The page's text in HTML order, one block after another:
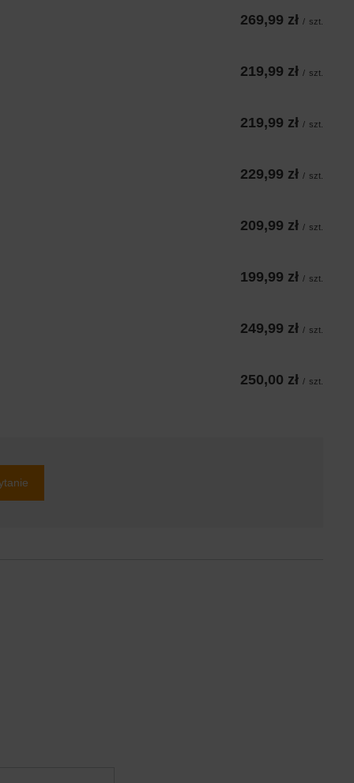
269,99 zł / szt.
219,99 zł / szt.
219,99 zł / szt.
229,99 zł / szt.
209,99 zł / szt.
199,99 zł / szt.
249,99 zł / szt.
250,00 zł / szt.